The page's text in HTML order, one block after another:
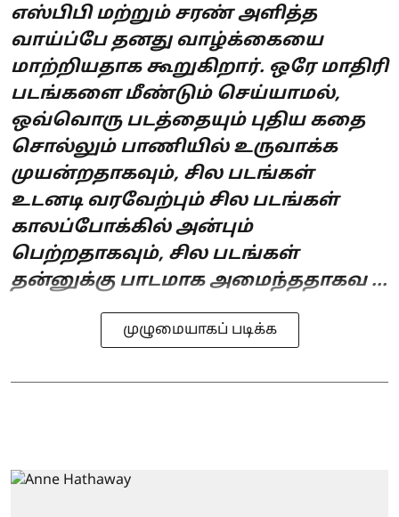
எஸ்பிபி மற்றும் சரண் அளித்த
வாய்ப்பே தனது வாழ்க்கையை
மாற்றியதாக கூறுகிறார். ஒரே மாதிரி
படங்களை மீண்டும் செய்யாமல்,
ஒவ்வொரு படத்தையும் புதிய கதை
சொல்லும் பாணியில் உருவாக்க
முயன்றதாகவும், சில படங்கள்
உடனடி வரவேற்பும் சில படங்கள்
காலப்போக்கில் அன்பும்
பெற்றதாகவும், சில படங்கள்
தன்னுக்கு பாடமாக அமைந்ததாகவ ...
முழுமையாகப் படிக்க